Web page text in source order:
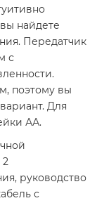
найдете
Передатчик
с
поэтому вы
Для
АА.
2
руководство
с